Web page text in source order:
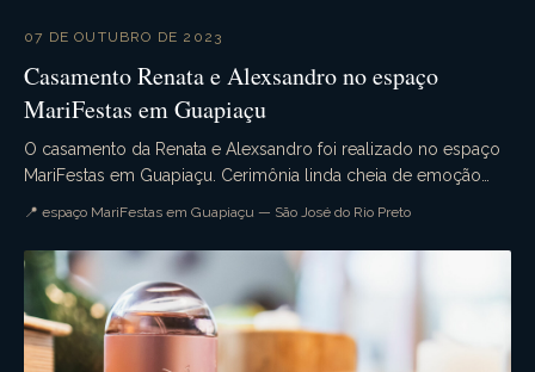
07 DE OUTUBRO DE 2023
Casamento Renata e Alexsandro no espaço
MariFestas em Guapiaçu
O casamento da Renata e Alexsandro foi realizado no espaço
MariFestas em Guapiaçu. Cerimônia linda cheia de emoção
📍 espaço MariFestas em Guapiaçu — São José do Rio Preto